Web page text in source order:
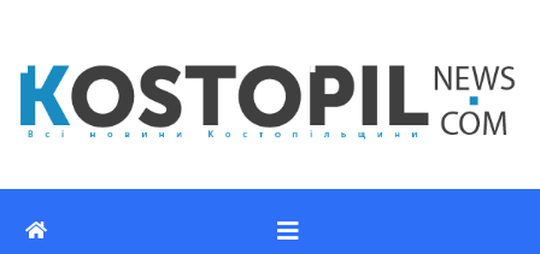
вмісту